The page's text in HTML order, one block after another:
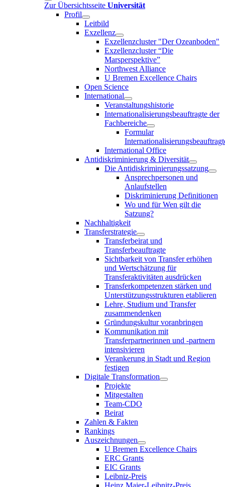
Zur Übersichtsseite Universität
Profil
Leitbild
Exzellenz
Exzellenzcluster "Der Ozeanboden"
Exzellenzcluster “Die
Marsperspektive”
Northwest Alliance
U Bremen Excellence Chairs
Open Science
International
Veranstaltungshistorie
Internationalisierungsbeauftragte der
Fachbereiche
Formular
International Office
Antidiskriminierung & Diversität
Die Antidiskriminierungssatzung
Ansprechpersonen und
Anlaufstellen
Diskriminierung Definitionen
Wo und für Wen gilt die
Satzung?
Nachhaltigkeit
Transferstrategie
Transferbeirat und
Transferbeauftragte
Sichtbarkeit von Transfer erhöhen
und Wertschätzung für
Transferaktivitäten ausdrücken
Transferkompetenzen stärken und
Unterstützungsstrukturen etablieren
Lehre, Studium und Transfer
zusammendenken
Gründungskultur voranbringen
Kommunikation mit
Transferpartnerinnen und -partnern
intensivieren
Verankerung in Stadt und Region
festigen
Digitale Transformation
Projekte
Mitgestalten
Team-CDO
Beirat
Zahlen & Fakten
Rankings
Auszeichnungen
U Bremen Excellence Chairs
ERC Grants
EIC Grants
Leibniz-Preis
Heinz Maier-Leibnitz-Preis